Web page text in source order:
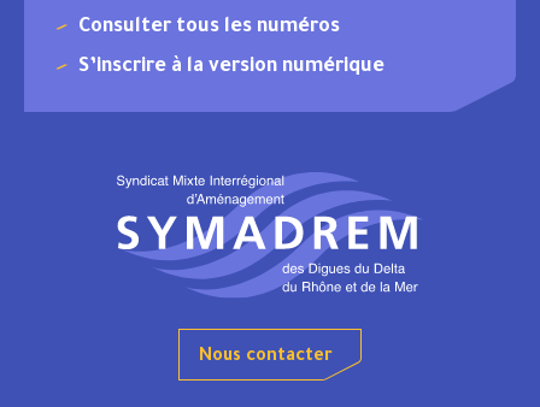
Consulter tous les numéros
S’inscrire à la version numérique
Nous contacter